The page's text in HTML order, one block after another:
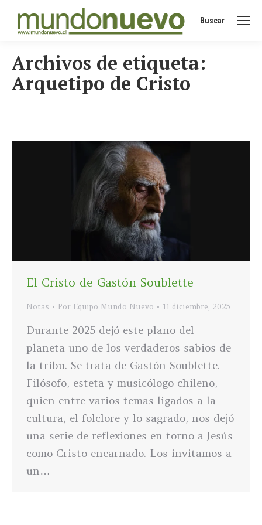
Buscar:
Buscar
Archivos de etiqueta:
Arquetipo de Cristo
El Cristo de Gastón Soublette
Notas Por Equipo Mundo Nuevo 11 diciembre, 2025
Durante 2025 dejó este plano del
planeta uno de los verdaderos sabios de
la tribu. Se trata de Gastón Soublette.
Filósofo, esteta y musicólogo chileno,
quien entre varios temas ligados a la
cultura, el folclore y lo sagrado, nos dejó
una serie de reflexiones en torno a Jesús
como Cristo encarnado. Los invitamos a
un…